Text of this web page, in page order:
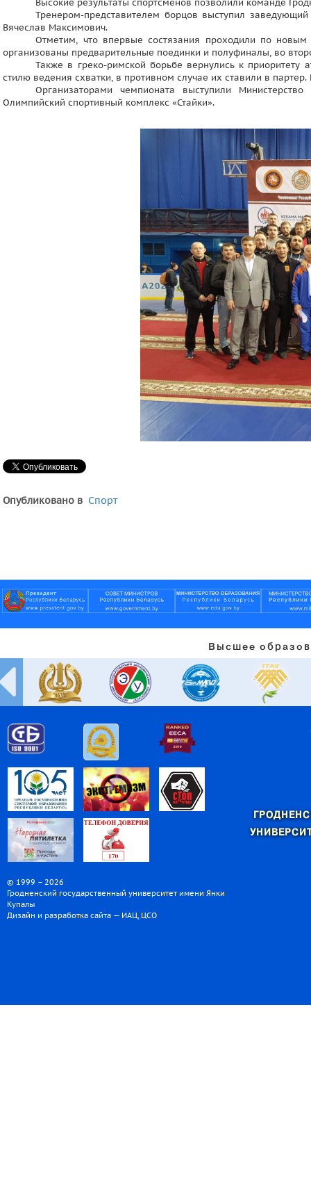
Тренером-представителем борцов выступил
Вячеслав Максимович.
Отметим, что впервые состязания проходили по
организованы предварительные поединки и полуфиналы, во
Также в греко-римской борьбе вернулись к
стилю ведения схватки, в противном случае их ставили в
Организаторами чемпионата выступили
Олимпийский спортивный комплекс «Стайки».
Опубликовано в Спорт
Высшее
© 1999 – 2026
Гродненский государственный университет имени Янки
Купалы
Дизайн и разработка сайта — ИАЦ, ЦСО